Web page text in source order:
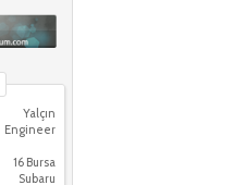
Yalçın
Engineer
16 Bursa
Subaru